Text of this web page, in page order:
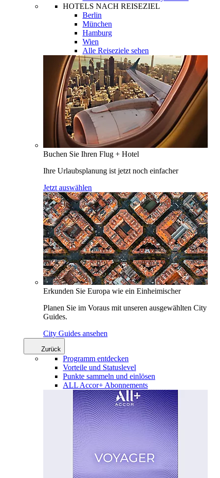
HOTELS NACH REISEZIEL
Berlin
München
Hamburg
Wien
Alle Reiseziele sehen
Buchen Sie Ihren Flug + Hotel
Ihre Urlaubsplanung ist jetzt noch einfacher
Jetzt auswählen
Erkunden Sie Europa wie ein Einheimischer
Planen Sie im Voraus mit unseren ausgewählten City
Guides.
City Guides ansehen
Zurück
Programm entdecken
Vorteile und Statuslevel
Punkte sammeln und einlösen
ALL Accor+ Abonnements